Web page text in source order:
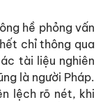
hề phỏng vấn
chỉ thông qua
tài liệu nghiên
là người Pháp.
lệch rõ nét, khi